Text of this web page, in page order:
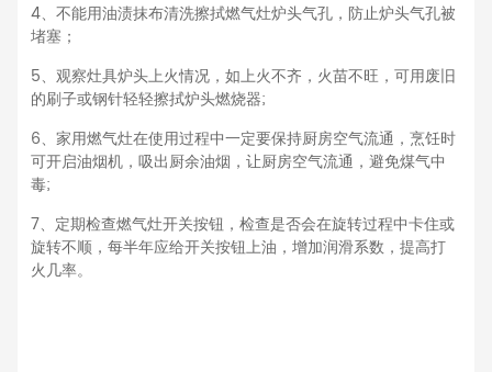
4、不能用油渍抹布清洗擦拭燃气灶炉头气孔，防止炉头气孔被
堵塞；
5、观察灶具炉头上火情况，如上火不齐，火苗不旺，可用废旧
的刷子或钢针轻轻擦拭炉头燃烧器;
6、家用燃气灶在使用过程中一定要保持厨房空气流通，烹饪时
可开启油烟机，吸出厨余油烟，让厨房空气流通，避免煤气中
毒;
7、定期检查燃气灶开关按钮，检查是否会在旋转过程中卡住或
旋转不顺，每半年应给开关按钮上油，增加润滑系数，提高打
火几率。